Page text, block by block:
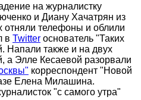
на журналистку
и Диану Хачатрян из
отняли телефоны и облили
в Twitter основатель "Таких
Напали также и на двух
а Элле Кесаевой разорвали
корреспондент "Новой
Елена Милашина.
"с самого утра"